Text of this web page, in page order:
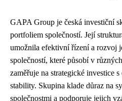
GAPA Group je česká investiční
portfoliem společností. Její
umožnila efektivní řízení a rozvoj
společností, které působí v
zaměřuje na strategické investice
stability. Skupina klade důraz na
společnostmi a podporuje jejich